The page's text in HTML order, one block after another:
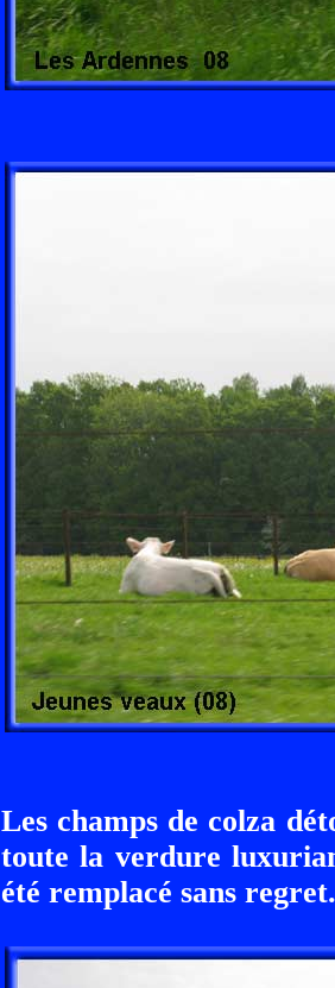
Les champs de colza
toute la verdure
été remplacé sans regret.